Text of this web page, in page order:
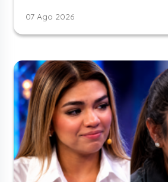
07 Ago 2026